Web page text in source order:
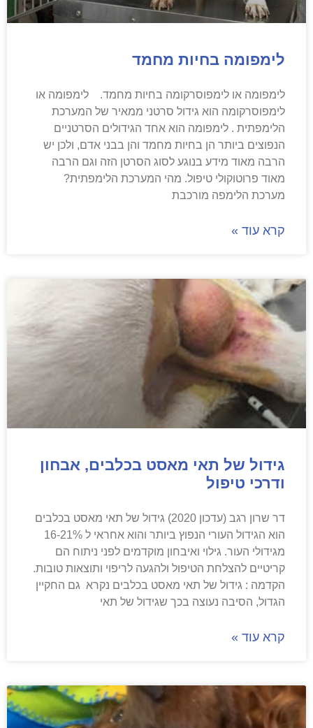
לימפומה בחיות מחמד
לימפומה או לימפוסרקומה בחיות מחמד. לימפומה או
לימפוסרקומה הוא גידול סרטני ממאיר של המערכת
הלימפתית . לימפומה הוא אחד הגידולים הסרטניים
הנפוצים ביותר הן בחיות מחמד והן בבני אדם, ולכן יש
הרבה מאוד מידע בנוגע לסוג הסרטן הזה וגם הרבה
מאוד פרוטוקולי טיפול. מהי המערכת הלימפתית?
מערכת הלימפה מורכבת
קרא עוד »
גידול של תאי מאסט בכלבים, אבחון
ודרכי טיפול
דר שרון רגב (עדכון 2020) גידול של תאי מאסט בכלבים
הוא הגידול העורי הנפוץ ביותר והוא אחראי ל 16-21%
מגידולי העור. גילוי ואיבחון מוקדמים לפני ניתוח הם
קריטיים להצלחת הטיפול ולהגעה לריפוי ותוצאות טובות.
הקדמה : גידול של תאי מאסט בכלבים נקרא גם החקיין
הגדול, הסיבה נעוצה בכך שגידול של תאי
קרא עוד »